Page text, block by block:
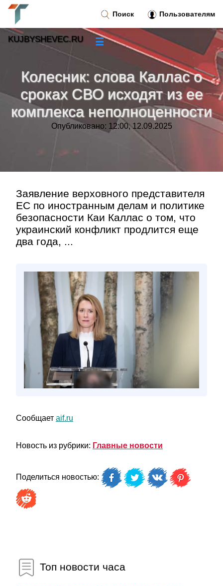
Колесник: слова Каллас о
сроках СВО исходят из ее
комплекса неполноценности
Опубликовано: 12:00, 12.09.2025
Заявление верховного представителя
ЕС по иностранным делам и политике
безопасности Каи Каллас о том, что
украинский конфликт продлится еще
два года, ...
Сообщает aif.ru
Новость из рубрики: Главные новости
Поделиться новостью:
Топ новости часа
Поиск Пользователям
KUJBYSHEVEC.RU ☰
Новости»
Тренды новостей»
Рубрики»
Контакт»